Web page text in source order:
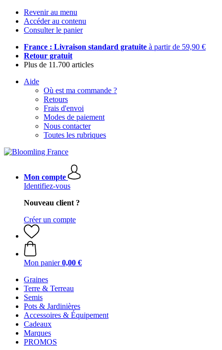
Revenir au menu
Accéder au contenu
Consulter le panier
France : Livraison standard gratuite à partir de 59,90 €
Retour gratuit
Plus de 11.700 articles
Aide
Où est ma commande ?
Retours
Frais d'envoi
Modes de paiement
Nous contacter
Toutes les rubriques
Mon compte
Identifiez-vous
Nouveau client ?
Créer un compte
Mon panier 0,00 €
Graines
Terre & Terreau
Semis
Pots & Jardinières
Accessoires & Équipement
Cadeaux
Marques
PROMOS